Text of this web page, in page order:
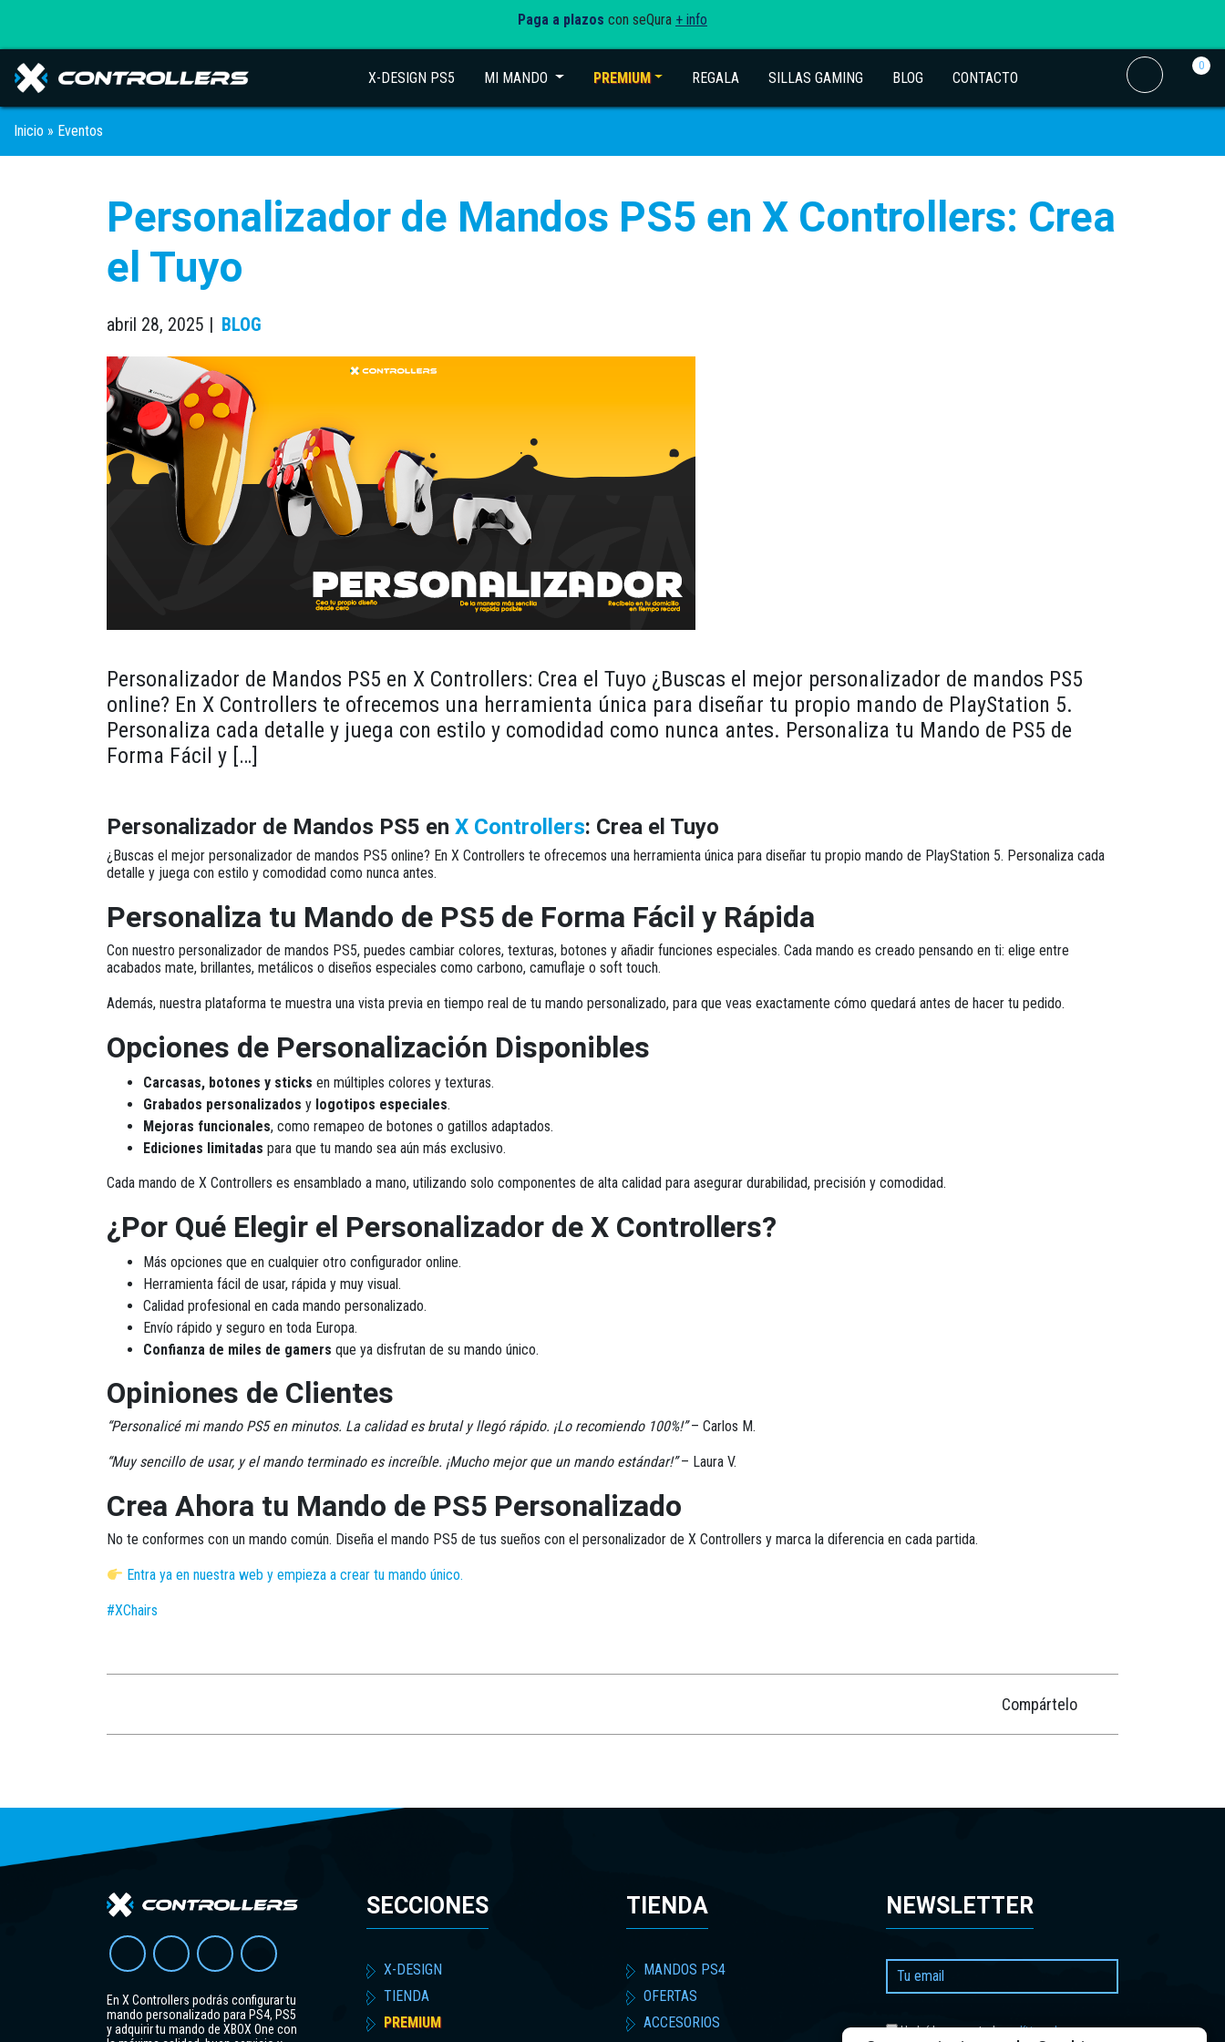
Paga a plazos con seQura + info
X-DESIGN PS5 MI MANDO (current)PREMIUM REGALA SILLAS GAMING BLOG CONTACTO
0
Inicio » Eventos
Personalizador de Mandos PS5 en X Controllers: Crea
el Tuyo
abril 28, 2025 | BLOG
Personalizador de Mandos PS5 en X Controllers: Crea el Tuyo ¿Buscas el mejor personalizador de mandos PS5
online? En X Controllers te ofrecemos una herramienta única para diseñar tu propio mando de PlayStation 5.
Personaliza cada detalle y juega con estilo y comodidad como nunca antes. Personaliza tu Mando de PS5 de
Forma Fácil y […]
Personalizador de Mandos PS5 en X Controllers: Crea el Tuyo
¿Buscas el mejor personalizador de mandos PS5 online? En X Controllers te ofrecemos una herramienta única para diseñar tu propio mando de PlayStation 5. Personaliza cada
detalle y juega con estilo y comodidad como nunca antes.
Personaliza tu Mando de PS5 de Forma Fácil y Rápida
Con nuestro personalizador de mandos PS5, puedes cambiar colores, texturas, botones y añadir funciones especiales. Cada mando es creado pensando en ti: elige entre
acabados mate, brillantes, metálicos o diseños especiales como carbono, camuflaje o soft touch.
Además, nuestra plataforma te muestra una vista previa en tiempo real de tu mando personalizado, para que veas exactamente cómo quedará antes de hacer tu pedido.
Opciones de Personalización Disponibles
Carcasas, botones y sticks en múltiples colores y texturas.
Grabados personalizados y logotipos especiales.
Mejoras funcionales, como remapeo de botones o gatillos adaptados.
Ediciones limitadas para que tu mando sea aún más exclusivo.
Cada mando de X Controllers es ensamblado a mano, utilizando solo componentes de alta calidad para asegurar durabilidad, precisión y comodidad.
¿Por Qué Elegir el Personalizador de X Controllers?
Más opciones que en cualquier otro configurador online.
Herramienta fácil de usar, rápida y muy visual.
Calidad profesional en cada mando personalizado.
Envío rápido y seguro en toda Europa.
Confianza de miles de gamers que ya disfrutan de su mando único.
Opiniones de Clientes
“Personalicé mi mando PS5 en minutos. La calidad es brutal y llegó rápido. ¡Lo recomiendo 100%!”– Carlos M.
“Muy sencillo de usar, y el mando terminado es increíble. ¡Mucho mejor que un mando estándar!”– Laura V.
Crea Ahora tu Mando de PS5 Personalizado
No te conformes con un mando común. Diseña el mando PS5 de tus sueños con el personalizador de X Controllers y marca la diferencia en cada partida.
Entra ya en nuestra web y empieza a crear tu mando único.
#XChairs
Compártelo
En X Controllers podrás configurar tu
mando personalizado para PS4, PS5
y adquirir tu mando de XBOX One con
SECCIONES
X-DESIGN
TIENDA
PREMIUM
TIENDA
MANDOS PS4
OFERTAS
ACCESORIOS
NEWSLETTER
He leído y acepto lapolítica de